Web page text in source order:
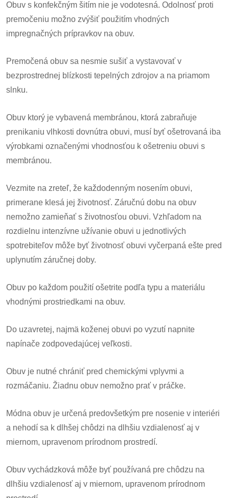
Obuv s konfekčným šitím nie je vodotesná. Odolnosť proti
premočeniu možno zvýšiť použitím vhodných
impregnačných prípravkov na obuv.
Premočená obuv sa nesmie sušiť a vystavovať v
bezprostrednej blízkosti tepelných zdrojov a na priamom
slnku.
Obuv ktorý je vybavená membránou, ktorá zabraňuje
prenikaniu vlhkosti dovnútra obuvi, musí byť ošetrovaná iba
výrobkami označenými vhodnosťou k ošetreniu obuvi s
membránou.
Vezmite na zreteľ, že každodenným nosením obuvi,
primerane klesá jej životnosť. Záručnú dobu na obuv
nemožno zamieňať s životnosťou obuvi. Vzhľadom na
rozdielnu intenzívne užívanie obuvi u jednotlivých
spotrebiteľov môže byť životnosť obuvi vyčerpaná ešte pred
uplynutím záručnej doby.
Obuv po každom použití ošetrite podľa typu a materiálu
vhodnými prostriedkami na obuv.
Do uzavretej, najmä koženej obuvi po vyzutí napnite
napínače zodpovedajúcej veľkosti.
Obuv je nutné chrániť pred chemickými vplyvmi a
rozmáčaniu. Žiadnu obuv nemožno prať v práčke.
Módna obuv je určená predovšetkým pre nosenie v interiéri
a nehodí sa k dlhšej chôdzi na dlhšiu vzdialenosť aj v
miernom, upravenom prírodnom prostredí.
Obuv vychádzková môže byť používaná pre chôdzu na
dlhšiu vzdialenosť aj v miernom, upravenom prírodnom